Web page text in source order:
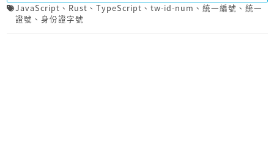
JavaScript 、 Rust 、 TypeScript 、 tw-id-num 、 統一編號 、 統一
證號 、 身份證字號